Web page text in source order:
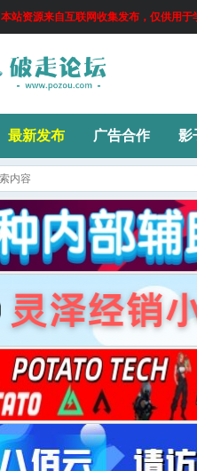
本站资源来自互联网收集发布，仅供用
最新发布 广告合作 影